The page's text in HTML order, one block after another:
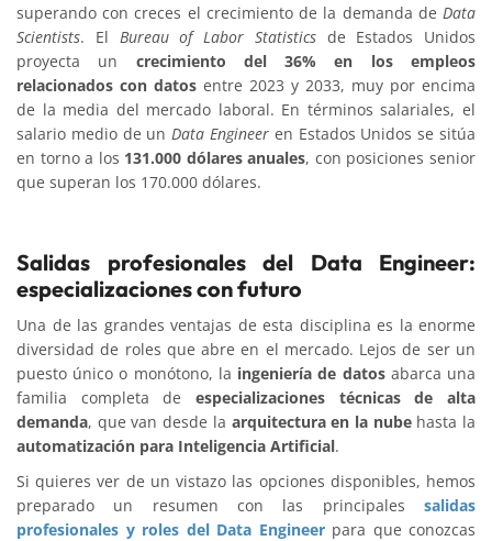
superando con creces el crecimiento de la demanda de Data
Scientists. El Bureau of Labor Statisticsde Estados Unidos
proyecta un crecimiento del 36% en los empleos
relacionados con datos entre 2023 y 2033, muy por encima
de la media del mercado laboral. En términos salariales, el
salario medio de un Data Engineer en Estados Unidos se sitúa
en torno a los 131.000 dólares anuales, con posiciones senior
que superan los 170.000 dólares.
Salidas profesionales del Data Engineer:
especializaciones con futuro
Una de las grandes ventajas de esta disciplina es la enorme
diversidad de roles que abre en el mercado. Lejos de ser un
puesto único o monótono, la ingeniería de datosabarca una
familia completa de especializaciones técnicas de alta
demanda, que van desde la arquitectura en la nubehasta la
automatización para Inteligencia Artificial.
Si quieres ver de un vistazo las opciones disponibles, hemos
preparado un resumen con las principales salidas
profesionales y roles del Data Engineerpara que conozcas